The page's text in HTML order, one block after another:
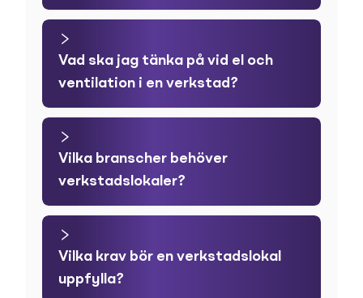
Vad ska jag tänka på vid el och
ventilation i en verkstad?
Vilka branscher behöver
verkstadslokaler?
Vilka krav bör en verkstadslokal
uppfylla?